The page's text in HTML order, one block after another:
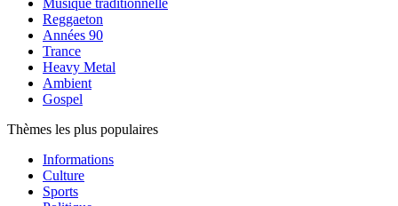
Musique traditionnelle
Reggaeton
Années 90
Trance
Heavy Metal
Ambient
Gospel
Thèmes les plus populaires
Informations
Culture
Sports